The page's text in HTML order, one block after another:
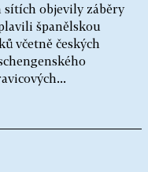
sítích objevily záběry
španělskou
včetně českých